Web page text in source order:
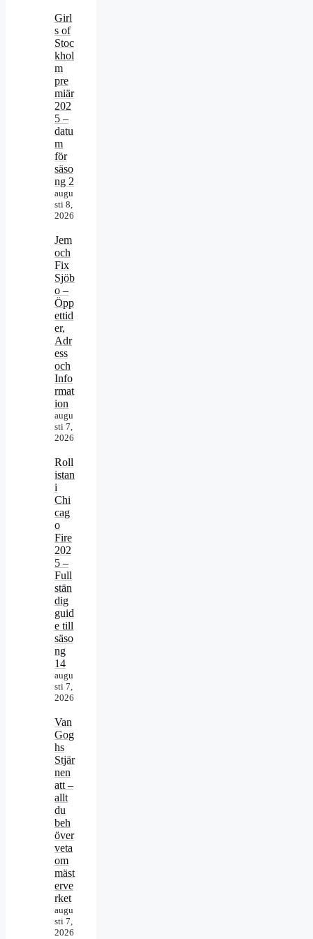
Girl
s of
Stoc
khol
m
pre
miär
202
5 –
datu
m
för
säso
ng 2
augu
sti 8,
2026
Jem
och
Fix
Sjöb
o –
Öpp
ettid
er,
Adr
ess
och
Info
rmat
ion
augu
sti 7,
2026
Roll
istan
i
Chi
cag
o
Fire
202
5 –
Full
stän
dig
guid
e till
säso
ng
14
augu
sti 7,
2026
Van
Gog
hs
Stjär
nen
att –
allt
du
beh
över
veta
om
mäst
erve
rket
augu
sti 7,
2026